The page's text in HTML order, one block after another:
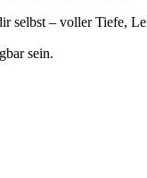
selbst – voller Tiefe,
sein.